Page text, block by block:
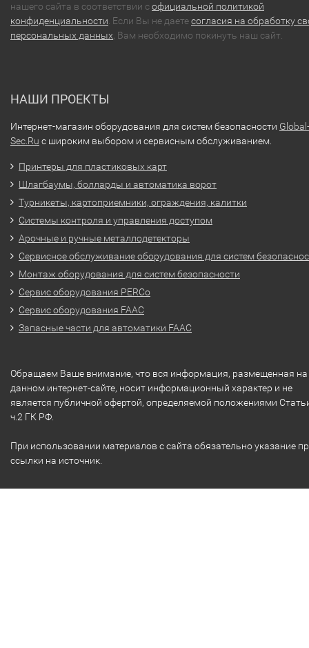
нашего сайта в соответствии софициальной политикой
конфиденциальности. Если Вы не даетесогласия на обработку
персональных данных, Вам необходимо покинуть наш сайт.
НАШИ ПРОЕКТЫ
Интернет-магазин оборудования для систем безопасности Global-
Sec.Ru с широким выбором и сервисным обслуживанием.
Принтеры для пластиковых карт
Шлагбаумы, болларды и автоматика ворот
Турникеты, картоприемники, ограждения, калитки
Системы контроля и управления доступом
Арочные и ручные металлодетекторы
Сервисное обслуживание оборудования для систем
Монтаж оборудования для систем безопасности
Сервис оборудования PERCo
Сервис оборудования FAAC
Запасные части для автоматики FAAC
Обращаем Ваше внимание, что вся информация, размещенная на
данном интернет-сайте, носит информационный характер и не
является публичной офертой, определяемой положениями
ч.2 ГК РФ.
При использовании материалов с сайта обязательно указание
ссылки на источник.